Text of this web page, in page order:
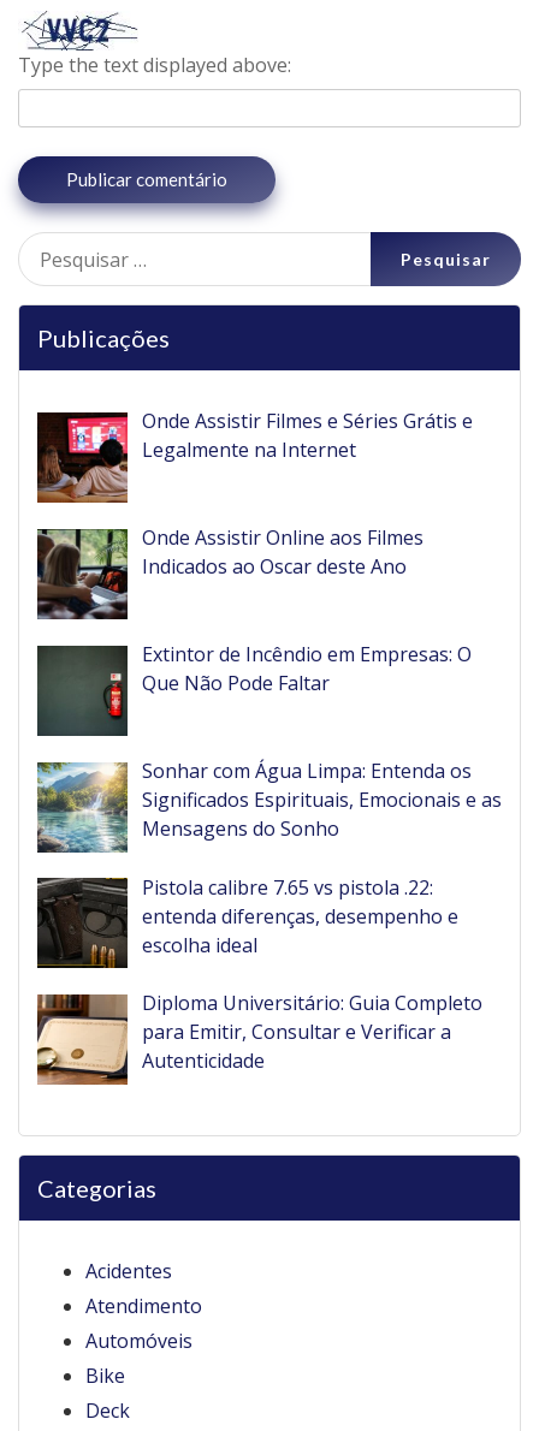
Type the text displayed above:
Pesquisar
por:
Publicações
Onde Assistir Filmes e Séries Grátis e
Legalmente na Internet
Onde Assistir Online aos Filmes
Indicados ao Oscar deste Ano
Extintor de Incêndio em Empresas: O
Que Não Pode Faltar
Sonhar com Água Limpa: Entenda os
Significados Espirituais, Emocionais e as
Mensagens do Sonho
Pistola calibre 7.65 vs pistola .22:
entenda diferenças, desempenho e
escolha ideal
Diploma Universitário: Guia Completo
para Emitir, Consultar e Verificar a
Autenticidade
Categorias
Acidentes
Atendimento
Automóveis
Bike
Deck